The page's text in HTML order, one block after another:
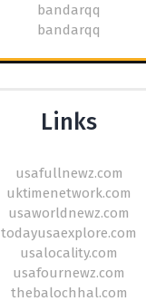
bandarqq
bandarqq
Links
usafullnewz.com
uktimenetwork.com
usaworldnewz.com
todayusaexplore.com
usalocality.com
usafournewz.com
thebalochhal.com